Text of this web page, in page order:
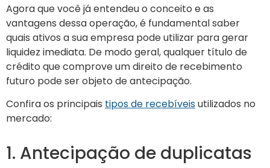
Agora que você já entendeu o conceito e as
vantagens dessa operação, é fundamental saber
quais ativos a sua empresa pode utilizar para gerar
liquidez imediata. De modo geral, qualquer título de
crédito que comprove um direito de recebimento
futuro pode ser objeto de antecipação.
Confira os principais tipos de recebíveisutilizados no
mercado:
1. Antecipação de duplicatas